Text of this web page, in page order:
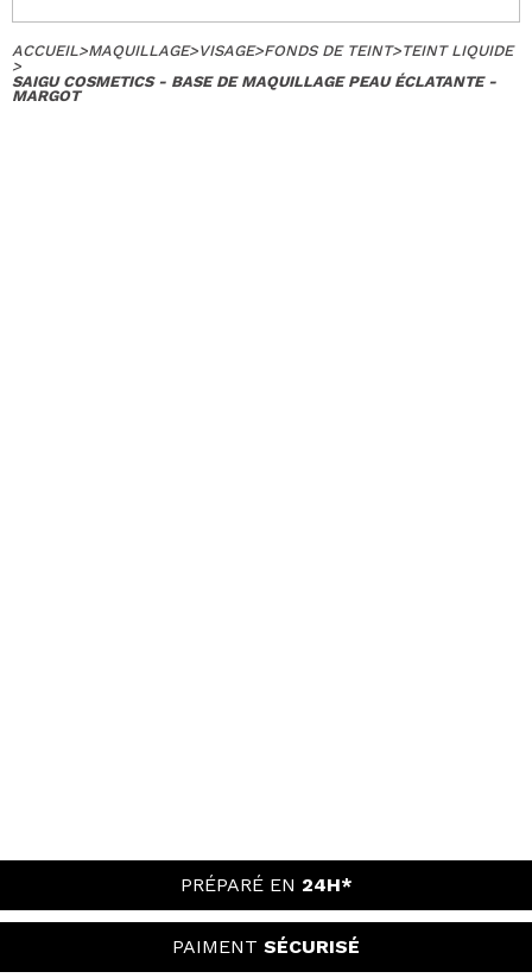
ACCUEIL>MAQUILLAGE>VISAGE>FONDS DE TEINT>TEINT LIQUIDE
>
SAIGU COSMETICS - BASE DE MAQUILLAGE PEAU ÉCLATANTE -
MARGOT
PRÉPARÉ EN 24H*
PAIMENT SÉCURISÉ